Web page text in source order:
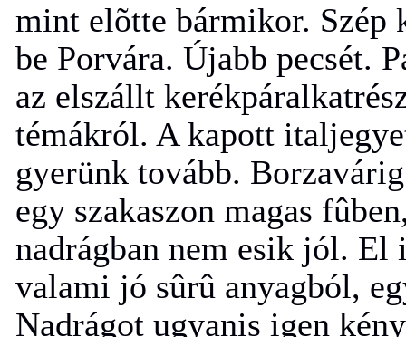
mint elõtte bármikor. Szép
be Porvára. Újabb pecsét.
az elszállt
témákról. A kapott
gyerünk tovább.
egy szakaszon magas
nadrágban nem esik jól.
valami jó sûrû anyagból,
Nadrágot ugyanis igen